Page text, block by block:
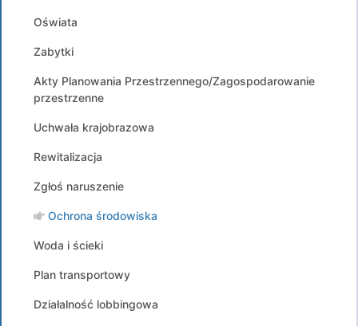
Oświata
Zabytki
Akty Planowania Przestrzennego/Zagospodarowanie
przestrzenne
Uchwała krajobrazowa
Rewitalizacja
Zgłoś naruszenie
Ochrona środowiska
Woda i ścieki
Plan transportowy
Działalność lobbingowa